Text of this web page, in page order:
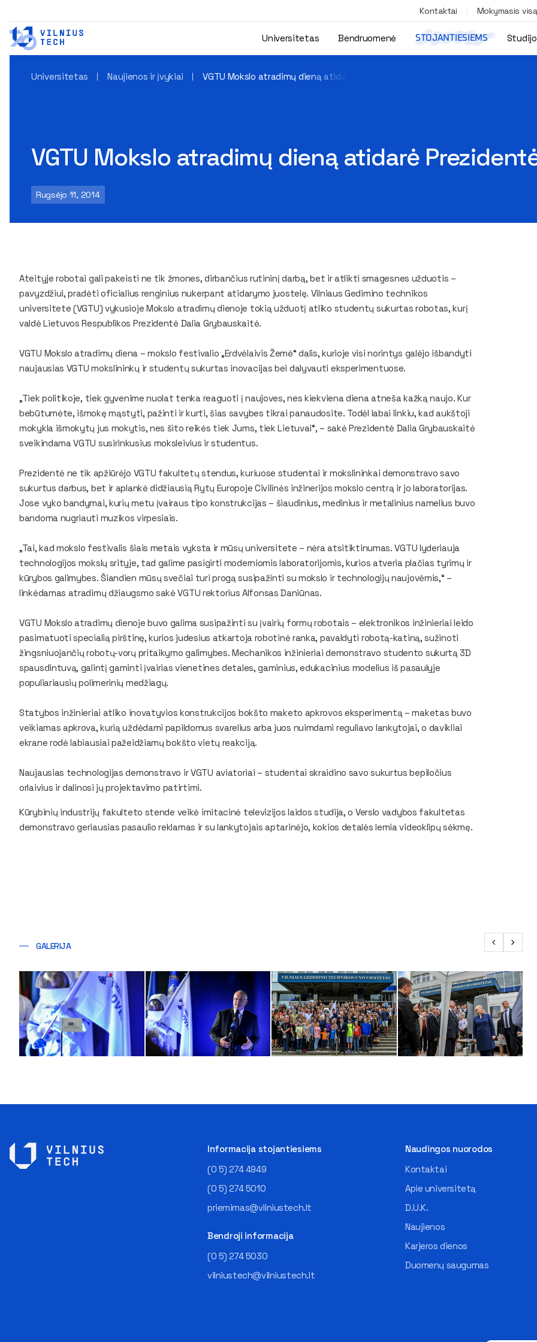
Kontaktai Mokymasis
Universitetas Bendruomenė STOJANTIESIEMS
Universitetas Naujienos ir įvykiai VGTU Mokslo atradimų dieną atidarė Prezidentė
VGTU Mokslo atradimų dieną atidarė
Rugsėjo 11, 2014
Ateityje robotai gali pakeisti ne tik žmones, dirbančius rutininį darbą, bet ir atlikti smagesnes užduotis –
pavyzdžiui, pradėti oficialius renginius nukerpant atidarymo juostelę. Vilniaus Gedimino technikos
universitete (VGTU) vykusioje Mokslo atradimų dienoje tokią užduotį atliko studentų sukurtas robotas, kurį
valdė Lietuvos Respublikos Prezidentė Dalia Grybauskaitė.
VGTU Mokslo atradimų diena – mokslo festivalio „Erdvėlaivis Žemė“ dalis, kurioje visi norintys galėjo išbandyti
naujausias VGTU mokslininkų ir studentų sukurtas inovacijas bei dalyvauti eksperimentuose.
„Tiek politikoje, tiek gyvenime nuolat tenka reaguoti į naujoves, nes kiekviena diena atneša kažką naujo. Kur
bebūtumėte, išmokę mąstyti, pažinti ir kurti, šias savybes tikrai panaudosite. Todėl labai linkiu, kad aukštoji
mokykla išmokytų jus mokytis, nes šito reikės tiek Jums, tiek Lietuvai“, – sakė Prezidentė Dalia Grybauskaitė
sveikindama VGTU susirinkusius moksleivius ir studentus.
Prezidentė ne tik apžiūrėjo VGTU fakultetų stendus, kuriuose studentai ir mokslininkai demonstravo savo
sukurtus darbus, bet ir aplankė didžiausią Rytų Europoje Civilinės inžinerijos mokslo centrą ir jo laboratorijas.
Jose vyko bandymai, kurių metu įvairaus tipo konstrukcijas – šiaudinius, medinius ir metalinius namelius buvo
bandoma nugriauti muzikos virpesiais.
„Tai, kad mokslo festivalis šiais metais vyksta ir mūsų universitete – nėra atsitiktinumas. VGTU lyderiauja
technologijos mokslų srityje, tad galime pasigirti moderniomis laboratorijomis, kurios atveria plačias tyrimų ir
kūrybos galimybes. Šiandien mūsų svečiai turi progą susipažinti su mokslo ir technologijų naujovėmis,“ –
linkėdamas atradimų džiaugsmo sakė VGTU rektorius Alfonsas Daniūnas.
VGTU Mokslo atradimų dienoje buvo galima susipažinti su įvairių formų robotais – elektronikos inžinieriai leido
pasimatuoti specialią pirštinę, kurios judesius atkartoja robotinė ranka, pavaldyti robotą-katiną, sužinoti
žingsniuojančių robotų-vorų pritaikymo galimybes. Mechanikos inžinieriai demonstravo studento sukurtą 3D
spausdintuvą, galintį gaminti įvairias vienetines detales, gaminius, edukacinius modelius iš pasaulyje
populiariausių polimerinių medžiagų.
Statybos inžinieriai atliko inovatyvios konstrukcijos bokšto maketo apkrovos eksperimentą – maketas buvo
veikiamas apkrova, kurią uždėdami papildomus svarelius arba juos nuimdami reguliavo lankytojai, o davikliai
ekrane rodė labiausiai pažeidžiamų bokšto vietų reakciją.
Naujausias technologijas demonstravo ir VGTU aviatoriai – studentai skraidino savo sukurtus bepiločius
orlaivius ir dalinosi jų projektavimo patirtimi.
Kūrybinių industrijų fakulteto stende veikė imitacinė televizijos laidos studija, o Verslo vadybos fakultetas
demonstravo geriausias pasaulio reklamas ir su lankytojais aptarinėjo, kokios detalės lemia videoklipų sėkmę.
GALERIJA
Informacija stojantiesiems
(0 5) 274 4949
(0 5) 274 5010
priemimas@vilniustech.lt
Bendroji informacija
(0 5) 274 5030
vilniustech@vilniustech.lt
Naudingos nuorodos
Kontaktai
Apie universitetą
D.U.K.
Naujienos
Karjeros dienos
Duomenų saugumas